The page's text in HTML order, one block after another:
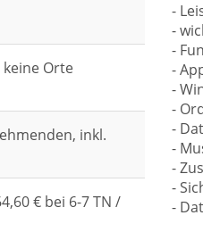
Orte
inkl.
€ bei 6-7 TN /
-
-
-
-
-
-
-
-
-
-
-